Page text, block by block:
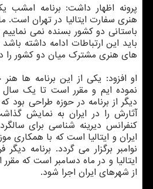
پرونه اظهار داشت: برنامه امشب
هنری سفارت ایتالیا در تهران است.
باستانی دو كشور بسنده نمی نماییم
باید این ارتباطات ادامه داشته
های هنری مشترك میان دو كشور را
او افزود: یكی از این برنامه ها هنر
نموده ایم و مقرر است تا یك سال
دیگر از برنامه در حوزه طراحی بود
آثارش را در ایران به نمایش
كنفرانس دیرینه شناسی برای
ایران و ایتالیا است كه با همكاری
نوامبر برگزار می گردد. برنامه
ایتالیا و در ماه دسامبر است كه
از شهرهای ایران اجرا شود.